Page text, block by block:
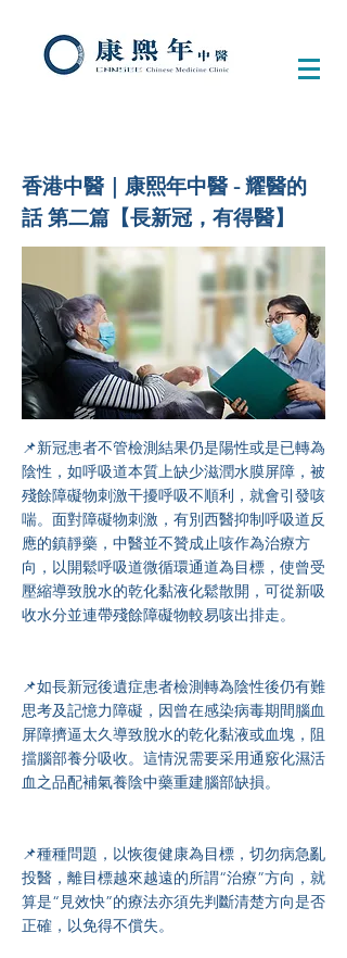
香港中醫｜康熙年中醫 - 耀醫的
話 第二篇【長新冠，有得醫】
📌新冠患者不管檢測結果仍是陽性或是已轉為
陰性，如呼吸道本質上缺少滋潤水膜屏障，被
殘餘障礙物刺激干擾呼吸不順利，就會引發咳
喘。面對障礙物刺激，有別西醫抑制呼吸道反
應的鎮靜藥，中醫並不贊成止咳作為治療方
向，以開鬆呼吸道微循環通道為目標，使曾受
壓縮導致脫水的乾化黏液化鬆散開，可從新吸
收水分並連帶殘餘障礙物較易咳出排走。
📌如長新冠後遺症患者檢測轉為陰性後仍有難
思考及記憶力障礙，因曾在感染病毒期間腦血
屏障擠逼太久導致脫水的乾化黏液或血塊，阻
擋腦部養分吸收。這情況需要采用通竅化濕活
血之品配補氣養陰中藥重建腦部缺損。
📌種種問題，以恢復健康為目標，切勿病急亂
投醫，離目標越來越遠的所謂“治療”方向，就
算是“見效快”的療法亦須先判斷清楚方向是否
正確，以免得不償失。